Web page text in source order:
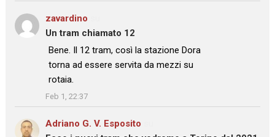
zavardino
Un tram chiamato 12
: “
Bene. Il 12 tram, così la stazione Dora
torna ad essere servita da mezzi su
rotaia.
”
Feb 1, 22:37
Adriano G. V. Esposito